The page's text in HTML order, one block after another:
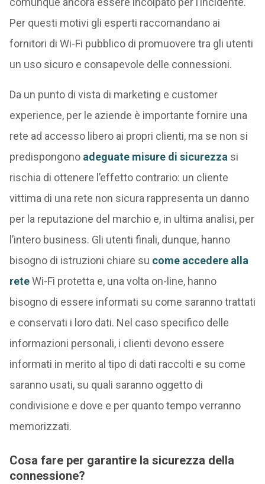
Per questi motivi gli esperti raccomandano ai
fornitori di Wi-Fi pubblico di promuovere tra gli utenti
un uso sicuro e consapevole delle connessioni.
Da un punto di vista di marketing e customer
experience, per le aziende è importante fornire una
rete ad accesso libero ai propri clienti, ma se non si
predispongono adeguate misure di sicurezza si
rischia di ottenere l’effetto contrario: un cliente
vittima di una rete non sicura rappresenta un danno
per la reputazione del marchio e, in ultima analisi, per
l’intero business. Gli utenti finali, dunque, hanno
bisogno di istruzioni chiare su come accedere alla
reteWi-Fi protetta e, una volta on-line, hanno
bisogno di essere informati su come saranno trattati
e conservati i loro dati. Nel caso specifico delle
informazioni personali, i clienti devono essere
informati in merito al tipo di dati raccolti e su come
saranno usati, su quali saranno oggetto di
condivisione e dove e per quanto tempo verranno
memorizzati.
Cosa fare per garantire la sicurezza della
connessione?